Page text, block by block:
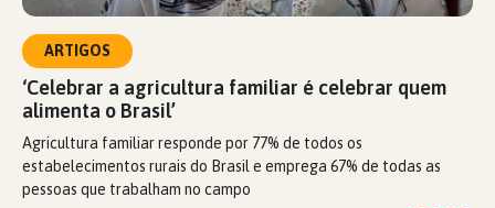
ARTIGOS
‘Celebrar a agricultura familiar é celebrar quem
alimenta o Brasil’
Agricultura familiar responde por 77% de todos os
estabelecimentos rurais do Brasil e emprega 67% de todas as
pessoas que trabalham no campo